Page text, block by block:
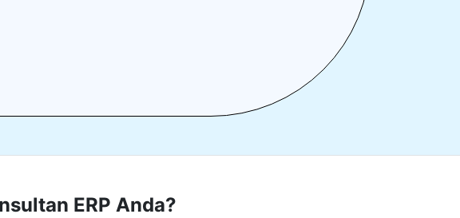
ERP Anda?